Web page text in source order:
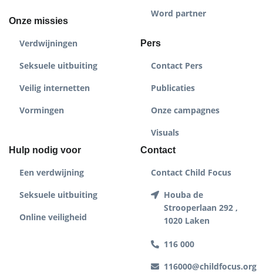
Onze missies
Verdwijningen
Seksuele uitbuiting
Veilig internetten
Vormingen
Word partner
Pers
Contact Pers
Publicaties
Onze campagnes
Visuals
Hulp nodig voor
Een verdwijning
Seksuele uitbuiting
Online veiligheid
Contact
Contact Child Focus
Houba de
Strooperlaan 292 ,
1020 Laken
116 000
116000@childfocus.org